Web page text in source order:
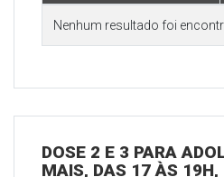
Nenhum resultado foi
DOSE 2 E 3 PARA
MAIS, DAS 17 ÀS 19H,